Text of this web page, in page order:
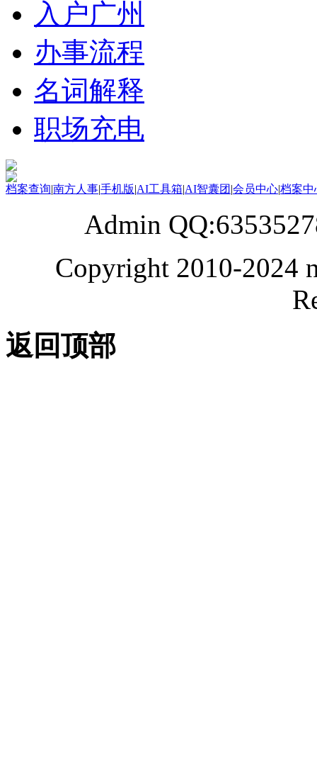
入户广州
办事流程
名词解释
职场充电
档案查询|南方人事|手机版|AI工具箱|AI智囊团 |会员中心|档案中
Admin
Copyright 2010-2024
返回顶部